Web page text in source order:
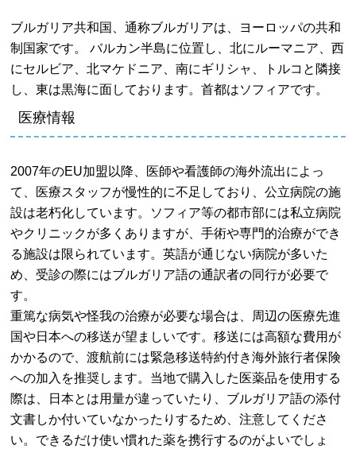
ブルガリア共和国、通称ブルガリアは、ヨーロッパの共和
制国家です。 バルカン半島に位置し、北にルーマニア、西
にセルビア、北マケドニア、南にギリシャ、トルコと隣接
し、東は黒海に面しております。首都はソフィアです。
医療情報
2007年のEU加盟以降、医師や看護師の海外流出によっ
て、医療スタッフが慢性的に不足しており、公立病院の施
設は老朽化しています。ソフィア等の都市部には私立病院
やクリニックが多くありますが、手術や専門的治療ができ
る施設は限られています。英語が通じない病院が多いた
め、受診の際にはブルガリア語の通訳者の同行が必要で
す。
重篤な病気や怪我の治療が必要な場合は、周辺の医療先進
国や日本への移送が望ましいです。移送には高額な費用が
かかるので、渡航前には緊急移送特約付き海外旅行者保険
への加入を推奨します。当地で購入した医薬品を使用する
際は、日本とは用量が違っていたり、ブルガリア語の添付
文書しか付いていなかったりするため、注意してくださ
い。できるだけ使い慣れた薬を携行するのがよいでしょ